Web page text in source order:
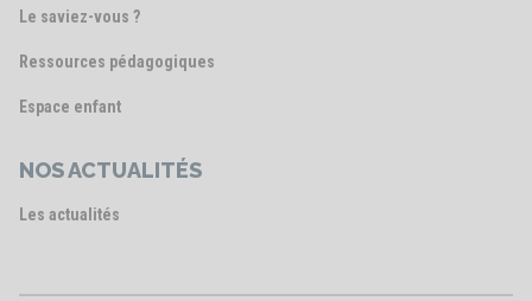
Le saviez-vous ?
Ressources pédagogiques
Espace enfant
NOS ACTUALITÉS
Les actualités